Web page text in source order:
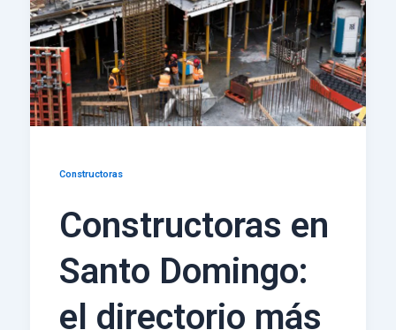
Constructoras
Constructoras en
Santo Domingo:
el directorio más